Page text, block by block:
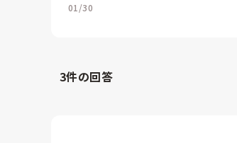
01/30
3件の回答